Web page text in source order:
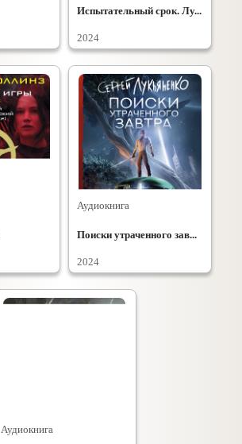
Испытательный срок. Лу...
2024
Аудиокнига
Поиски утраченного зав...
2024
Аудиокнига